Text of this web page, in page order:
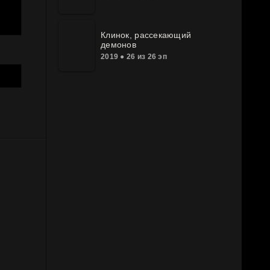
Клинок, рассекающий
демонов
2019 ● 26 из 26 эп